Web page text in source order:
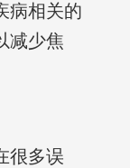
病相关的
减少焦
很多误